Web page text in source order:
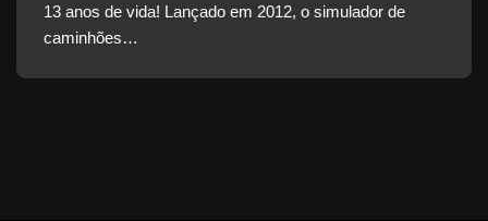
13 anos de vida! Lançado em 2012, o simulador de
caminhões…